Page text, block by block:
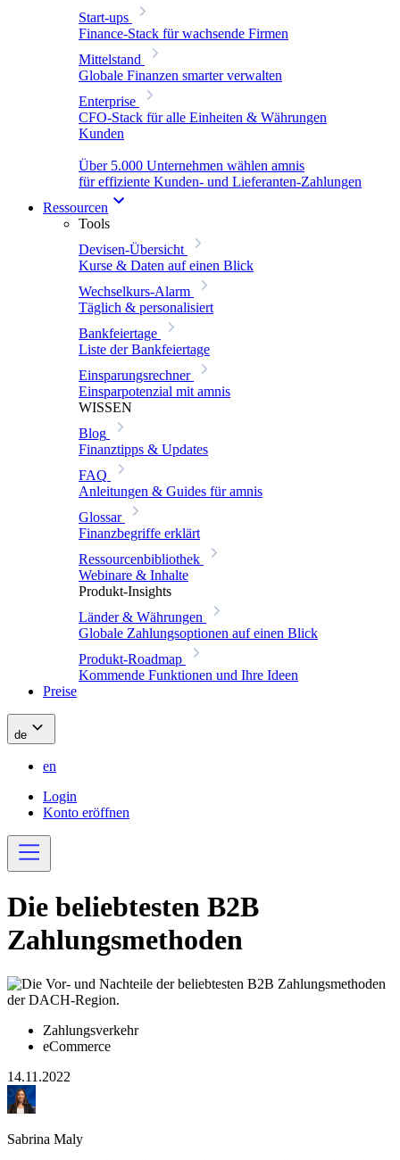
Start-ups
Finance-Stack für wachsende Firmen
Mittelstand
Globale Finanzen smarter verwalten
Enterprise
CFO-Stack für alle Einheiten & Währungen
Kunden
Über 5.000 Unternehmen wählen amnis
für effiziente Kunden- und Lieferanten-Zahlungen
Ressourcen
Tools
Devisen-Übersicht
Kurse & Daten auf einen Blick
Wechselkurs-Alarm
Täglich & personalisiert
Bankfeiertage
Liste der Bankfeiertage
Einsparungsrechner
Einsparpotenzial mit amnis
WISSEN
Blog
Finanztipps & Updates
FAQ
Anleitungen & Guides für amnis
Glossar
Finanzbegriffe erklärt
Ressourcenbibliothek
Webinare & Inhalte
Produkt-Insights
Länder & Währungen
Globale Zahlungsoptionen auf einen Blick
Produkt-Roadmap
Kommende Funktionen und Ihre Ideen
Preise
de
en
Login
Konto eröffnen
Die beliebtesten B2B
Zahlungsmethoden
Zahlungsverkehr
eCommerce
14.11.2022
Sabrina Maly